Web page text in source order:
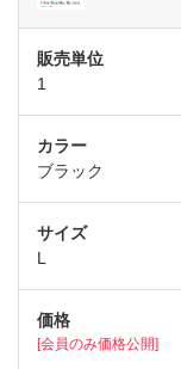
1
ブラック
L
[会員のみ価格公開]